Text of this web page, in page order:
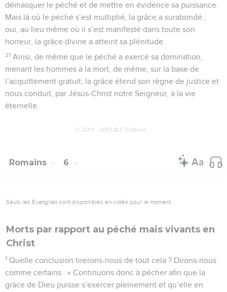
démasquer le péché et de mettre en évidence sa puissance.
Mais là où le péché s’est multiplié, la grâce a surabondé ;
oui, au lieu même où il s’est manifesté dans toute son
horreur, la grâce divine a atteint sa plénitude.
21 Ainsi, de même que le péché a exercé sa domination,
menant les hommes à la mort, de même, sur la base de
l’acquittement gratuit, la grâce étend son règne de justice et
nous conduit, par Jésus-Christ notre Seigneur, à la vie
éternelle.
© 2013 - 2010 BLF Editions
Romains 6
Seuls les Évangiles sont disponibles en vidéo pour le moment.
Morts par rapport au péché mais vivants en
Christ
1 Quelle conclusion tirerons-nous de tout cela ? Dirons-nous
comme certains : « Continuons donc à pécher afin que la
grâce de Dieu puisse s’exercer pleinement et qu’elle en